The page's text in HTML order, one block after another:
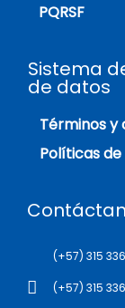
PQRSF
Sistema
de datos
Términos y
Políticas
(+57) 315
(+57) 315